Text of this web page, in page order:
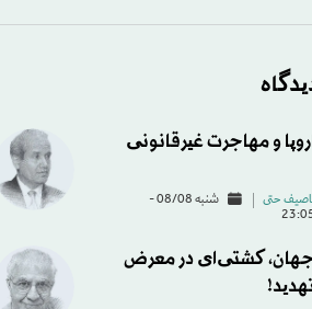
و مهاجرت غیرقانونی
حتی
شنبه 08/08 -
کشتی‌ای در معرض